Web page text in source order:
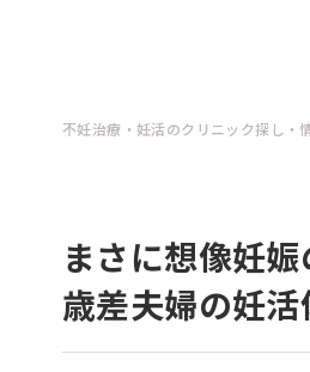
不妊治療・妊活のクリニック探し・
まさに想像妊
歳差夫婦の妊活